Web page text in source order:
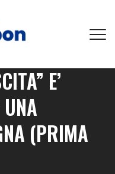
E’
(PRIMA